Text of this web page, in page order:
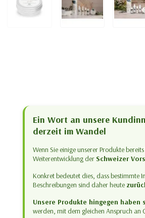
Ein Wort an unsere
derzeit im Wandel
Wenn Sie einige unserer Produkte
Weiterentwicklung derSchweizer
Konkret bedeutet dies, dass
Beschreibungen sind daher heute
Unsere Produkte hingegen haben
werden, mit dem gleichen Anspruch an